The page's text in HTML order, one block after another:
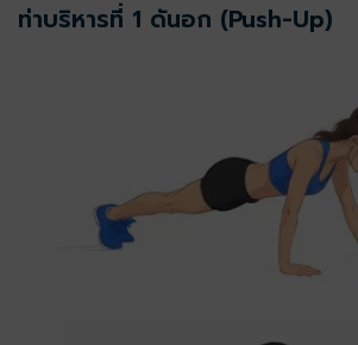
ท่าบริหารที่ 1 ดันอก (Push-Up)